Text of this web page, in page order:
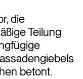
die
Teilung
betont.